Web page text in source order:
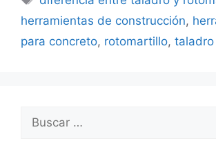
herramientas de construcción,
para concreto, rotomartillo,
Buscar: